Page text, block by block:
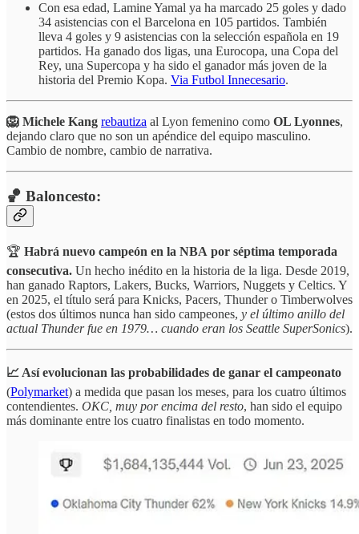
Con esa edad, Lamine Yamal ya ha marcado 25 goles y dado
34 asistencias con el Barcelona en 105 partidos. También
lleva 4 goles y 9 asistencias con la selección española en 19
partidos. Ha ganado dos ligas, una Eurocopa, una Copa del
Rey, una Supercopa y ha sido el ganador más joven de la
historia del Premio Kopa. Via Futbol Innecesario.
🦁 Michele Kang rebautiza al Lyon femenino como OL Lyonnes,
dejando claro que no son un apéndice del equipo masculino.
Cambio de nombre, cambio de narrativa.
🏀 Baloncesto:
🏆 Habrá nuevo campeón en la NBA por séptima temporada
consecutiva. Un hecho inédito en la historia de la liga. Desde 2019,
han ganado Raptors, Lakers, Bucks, Warriors, Nuggets y Celtics. Y
en 2025, el título será para Knicks, Pacers, Thunder o Timberwolves
(estos dos últimos nunca han sido campeones, y el último anillo del
actual Thunder fue en 1979… cuando eran los Seattle SuperSonics).
📈 Así evolucionan las probabilidades de ganar el campeonato
(Polymarket) a medida que pasan los meses, para los cuatro últimos
contendientes. OKC, muy por encima del resto, han sido el equipo
más dominante entre los cuatro finalistas en todo momento.